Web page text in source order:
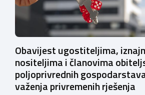
Obavijest ugostiteljima,
nositeljima i članovima
poljoprivrednih
važenja privremenih rješenja